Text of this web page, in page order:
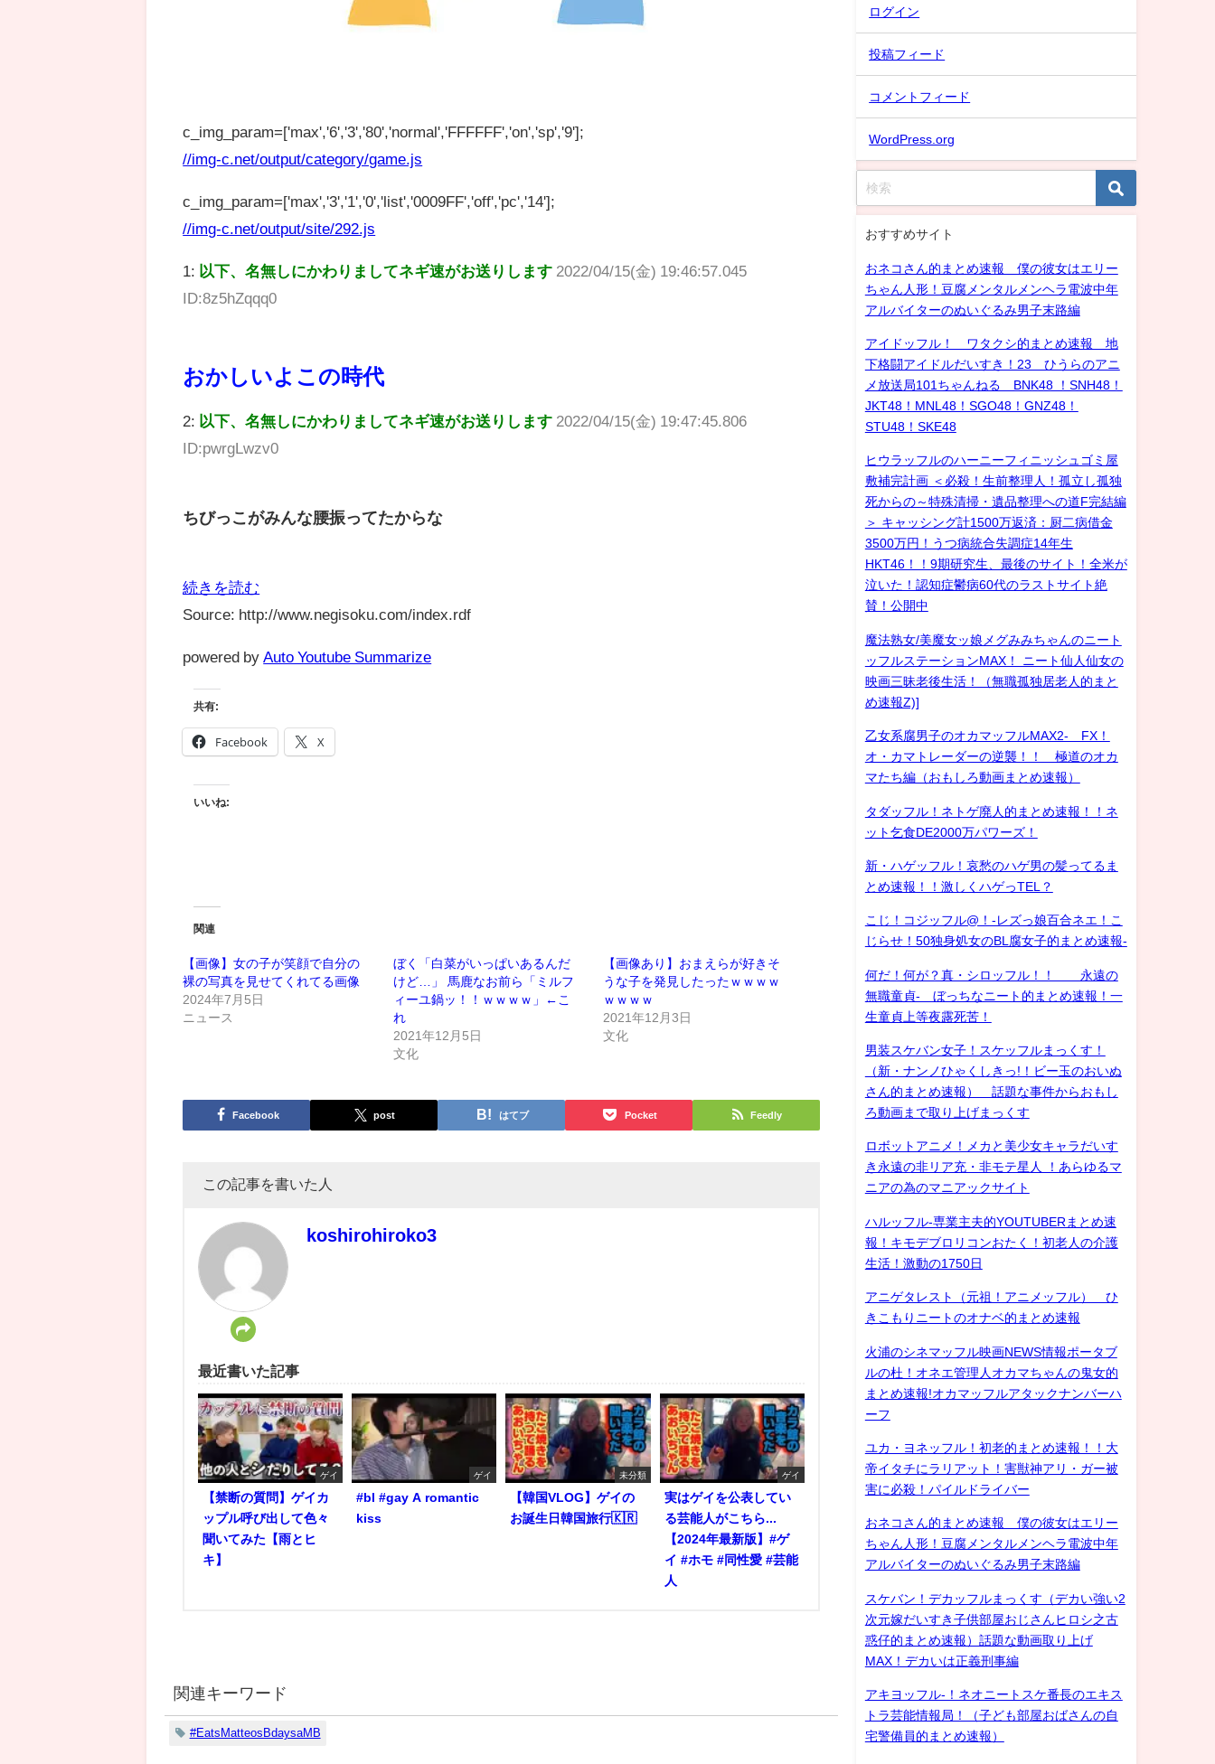
c_img_param=['max','6','3','80','normal','FFFFFF','on','sp','9'];
//img-c.net/output/category/game.js
c_img_param=['max','3','1','0','list','0009FF','off','pc','14'];
//img-c.net/output/site/292.js
1: 以下、名無しにかわりましてネギ速がお送りします 2022/04/15(金) 19:46:57.045
ID:8z5hZqqq0
おかしいよこの時代
2: 以下、名無しにかわりましてネギ速がお送りします 2022/04/15(金) 19:47:45.806
ID:pwrgLwzv0
ちびっこがみんな腰振ってたからな
続きを読む
Source: http://www.negisoku.com/index.rdf
powered by Auto Youtube Summarize
共有:
Facebook X
いいね:
関連
【画像】女の子が笑顔で自分の
裸の写真を見せてくれてる画像
2024年7月5日
ニュース
ぼく「白菜がいっぱいあるんだ
けど…」 馬鹿なお前ら「ミルフ
ィーユ鍋ッ！！ｗｗｗｗ」←こ
れ
2021年12月5日
文化
【画像あり】おまえらが好きそ
うな子を発見したったｗｗｗｗ
ｗｗｗｗ
2021年12月3日
文化
Facebook post はてブ Pocket Feedly
この記事を書いた人
koshirohiroko3
最近書いた記事
ゲイ
【禁断の質問】ゲイカ
ップル呼び出して色々
聞いてみた【雨とヒ
キ】
ゲイ
#bl #gay A romantic
kiss
未分類
【韓国VLOG】ゲイの
お誕生日韓国旅行🇰🇷
ゲイ
実はゲイを公表してい
る芸能人がこちら...
【2024年最新版】#ゲ
イ #ホモ #同性愛 #芸能
人
関連キーワード
#EatsMatteosBdaysaMB
ログイン
投稿フィード
コメントフィード
WordPress.org
おすすめサイト
おネコさん的まとめ速報 僕の彼女はエリー
ちゃん人形！豆腐メンタルメンヘラ電波中年
アルバイターのぬいぐるみ男子末路編
アイドッフル！ ワタクシ的まとめ速報 地
下格闘アイドルだいすき！23 ひうらのアニ
メ放送局101ちゃんねる BNK48 ！SNH48！
JKT48！MNL48！SGO48！GNZ48！
STU48！SKE48
ヒウラッフルのハーニーフィニッシュゴミ屋
敷補完計画 ＜必殺！生前整理人！孤立し孤独
死からの～特殊清掃・遺品整理への道F完結編
＞ キャッシング計1500万返済：厨二病借金
3500万円！うつ病統合失調症14年生
HKT46！！9期研究生、最後のサイト！全米が
泣いた！認知症鬱病60代のラストサイト絶
賛！公開中
魔法熟女/美魔女ッ娘メグみみちゃんのニート
ッフルステーションMAX！ ニート仙人仙女の
映画三昧老後生活！（無職孤独居老人的まと
め速報Z)]
乙女系腐男子のオカマッフルMAX2- FX！
オ・カマトレーダーの逆襲！！ 極道のオカ
マたち編（おもしろ動画まとめ速報）
タダッフル！ネトゲ廃人的まとめ速報！！ネ
ット乞食DE2000万パワーズ！
新・ハゲッフル！哀愁のハゲ男の髪ってるま
とめ速報！！激しくハゲっTEL？
こじ！コジッフル@！-レズっ娘百合ネエ！こ
じらせ！50独身処女のBL腐女子的まとめ速報-
何だ！何が？真・シロッフル！！ 永遠の
無職童貞- ぼっちなニート的まとめ速報！一
生童貞上等夜露死苦！
男装スケバン女子！スケッフルまっくす！
（新・ナンノひゃくしきっ!！ビー玉のおいぬ
さん的まとめ速報） 話題な事件からおもし
ろ動画まで取り上げまっくす
ロボットアニメ！メカと美少女キャラだいす
き永遠の非リア充・非モテ星人 ！あらゆるマ
ニアの為のマニアックサイト
ハルッフル-専業主夫的YOUTUBERまとめ速
報！キモデブロリコンおたく！初老人の介護
生活！激動の1750日
アニゲタレスト（元祖！アニメッフル） ひ
きこもりニートのオナベ的まとめ速報
火浦のシネマッフル映画NEWS情報ポータブ
ルの杜！オネエ管理人オカマちゃんの鬼女的
まとめ速報!オカマッフルアタックナンバーハ
ーフ
ユカ・ヨネッフル！初老的まとめ速報！！大
帝イタチにラリアット！害獣神アリ・ガー被
害に必殺！パイルドライバー
おネコさん的まとめ速報 僕の彼女はエリー
ちゃん人形！豆腐メンタルメンヘラ電波中年
アルバイターのぬいぐるみ男子末路編
スケバン！デカッフルまっくす（デカい強い2
次元嫁だいすき子供部屋おじさんヒロシ之古
惑仔的まとめ速報）話題な動画取り上げ
MAX！デカいは正義刑事編
アキヨッフル-！ネオニートスケ番長のエキス
トラ芸能情報局！（子ども部屋おばさんの自
宅警備員的まとめ速報）